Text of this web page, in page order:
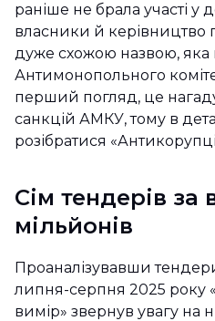
раніше не брала участі у
власники й керівництво
дуже схожою назвою, яка
Антимонопольного
перший погляд, це
санкцій АМКУ, тому в
розібратися
Сім тендерів за
мільйонів
Проаналізувавши
липня-серпня 2025 року
вимір» звернув увагу на